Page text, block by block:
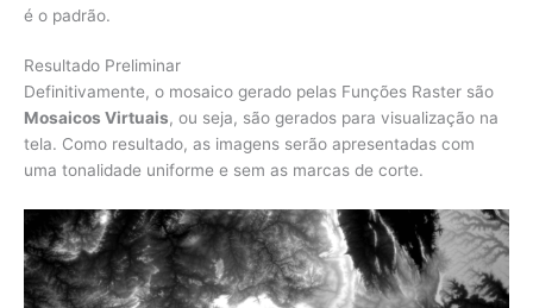
é o padrão.
Resultado Preliminar
Definitivamente, o mosaico gerado pelas Funções Raster são
Mosaicos Virtuais, ou seja, são gerados para visualização na
tela. Como resultado, as imagens serão apresentadas com
uma tonalidade uniforme e sem as marcas de corte.